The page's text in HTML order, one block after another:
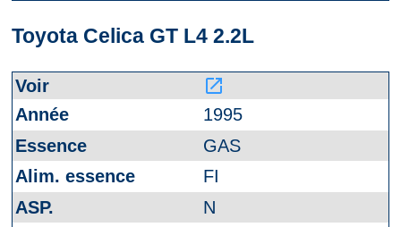
Toyota Celica GT L4 2.2L
launch
1995
GAS
FI
N